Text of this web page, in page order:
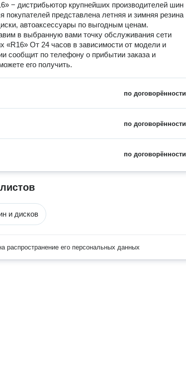
− дистрибьютор крупнейших производителей шин
покупателей представлена летняя и зимняя резина
автоаксессуары по выгодным ценам.
в выбранную вами точку обслуживания сети
«R16» От 24 часов в зависимости от модели и
сообщит по телефону о прибытии заказа и
его получить.
по договорённости
по договорённости
по договорённости
и дисков
распространение его персональных данных